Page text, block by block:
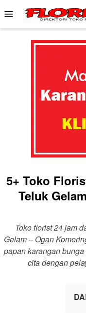
to
content
Mobile
Menu
5+ Toko
Teluk
Toko florist 24 jam
Gelam – Ogan
papan karangan
cita dengan